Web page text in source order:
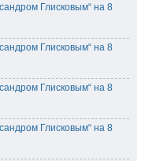
Глисковым“ на 8
Глисковым“ на 8
Глисковым“ на 8
Глисковым“ на 8